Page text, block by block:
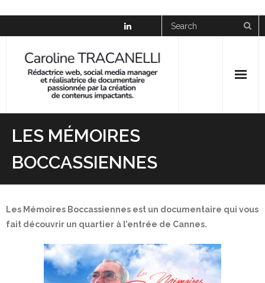
to
content
Réalisation
Presse
LES MÉMOIRES
BOCCASSIENNES
Les Mémoires Boccassiennes est un documentaire qui vous
fait découvrir un quartier à l’entrée de Cannes.